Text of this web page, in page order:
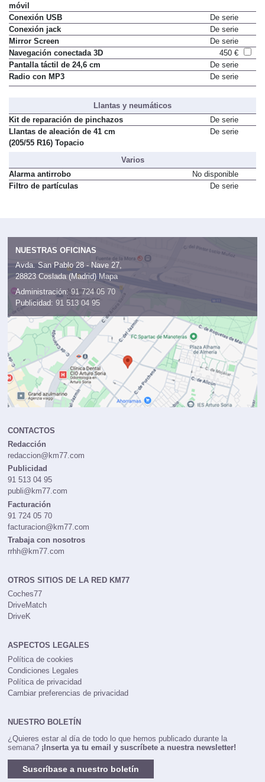
móvil
Conexión USB
De serie
Conexión jack
De serie
Mirror Screen
De serie
Navegación conectada 3D
450 €
Pantalla táctil de 24,6 cm
De serie
Radio con MP3
De serie
Llantas y neumáticos
Kit de reparación de pinchazos
De serie
Llantas de aleación de 41 cm
(205/55 R16) Topacio
De serie
Varios
Alarma antirrobo
No disponible
Filtro de partículas
De serie
NUESTRAS OFICINAS
Avda. San Pablo 28 - Nave 27,
28823 Coslada (Madrid) Mapa
Administración: 91 724 05 70
Publicidad: 91 513 04 95
CONTACTOS
Redacción
redaccion@km77.com
Publicidad
91 513 04 95
publi@km77.com
Facturación
91 724 05 70
facturacion@km77.com
Trabaja con nosotros
rrhh@km77.com
OTROS SITIOS DE LA RED KM77
Coches77
DriveMatch
DriveK
ASPECTOS LEGALES
Política de cookies
Condiciones Legales
Política de privacidad
Cambiar preferencias de privacidad
NUESTRO BOLETÍN
¿Quieres estar al día de todo lo que hemos publicado durante la
semana? ¡Inserta ya tu email y suscríbete a nuestra newsletter!
Suscríbase a nuestro boletín